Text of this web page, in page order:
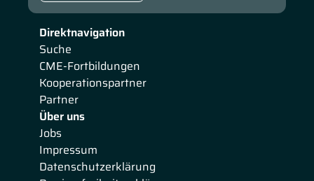
Direktnavigation
Suche
CME-Fortbildungen
Kooperationspartner
Partner
Über uns
Jobs
Impressum
Datenschutzerklärung